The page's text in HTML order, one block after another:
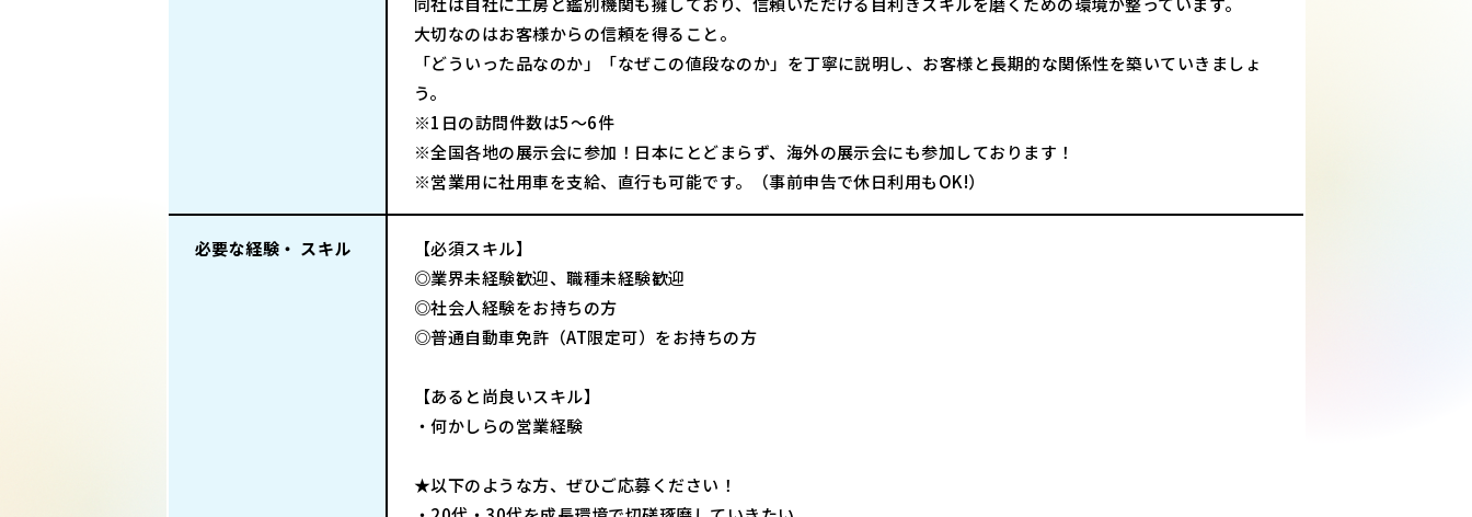
大切なのはお客様からの信頼を得ること。
「どういった品なのか」「なぜこの値段なのか」を丁寧に説明し、お客様と長期的な関係性を築いていきましょ
う。
※1日の訪問件数は5～6件
※全国各地の展示会に参加！日本にとどまらず、海外の展示会にも参加しております！
※営業用に社用車を支給、直行も可能です。（事前申告で休日利用もOK!）
必要な経験・ スキル
【必須スキル】
◎業界未経験歓迎、職種未経験歓迎
◎社会人経験をお持ちの方
◎普通自動車免許（AT限定可）をお持ちの方
【あると尚良いスキル】
・何かしらの営業経験
★以下のような方、ぜひご応募ください！